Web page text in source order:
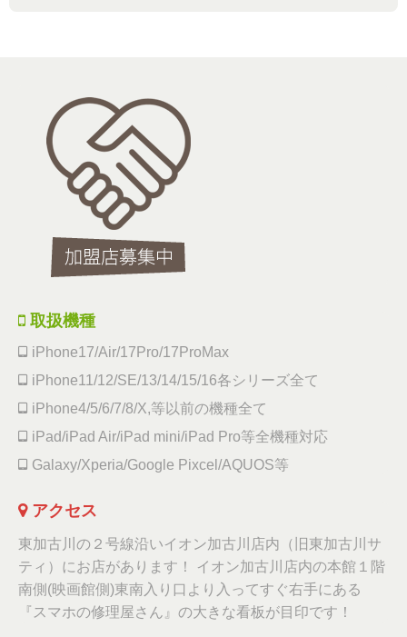
取扱機種
iPhone17/Air/17Pro/17ProMax
iPhone11/12/SE/13/14/15/16各シリーズ全て
iPhone4/5/6/7/8/X,等以前の機種全て
iPad/iPad Air/iPad mini/iPad Pro等全機種対応
Galaxy/Xperia/Google Pixcel/AQUOS等
アクセス
東加古川の２号線沿いイオン加古川店内（旧東加古川サ
ティ）にお店があります！ イオン加古川店内の本館１階
南側(映画館側)東南入り口より入ってすぐ右手にある
『スマホの修理屋さん』の大きな看板が目印です！